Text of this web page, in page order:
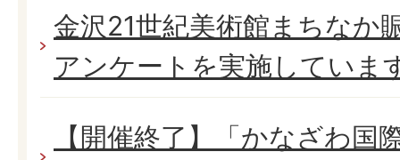
金沢21世紀美術館まちなか
アンケートを実施していま
【開催終了】「かなざわ国